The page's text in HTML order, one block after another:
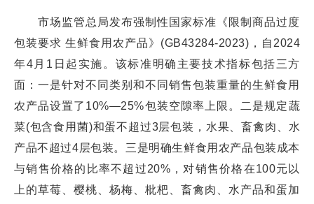
市场监管总局发布强制性国家标准《限制商品过度
包装要求 生鲜食用农产品》(GB43284-2023)，自2024
年4月1日起实施。该标准明确主要技术指标包括三方
面：一是针对不同类别和不同销售包装重量的生鲜食用
农产品设置了10%—25%包装空隙率上限。二是规定蔬
菜(包含食用菌)和蛋不超过3层包装，水果、畜禽肉、水
产品不超过4层包装。三是明确生鲜食用农产品包装成本
与销售价格的比率不超过20%，对销售价格在100元以
上的草莓、樱桃、杨梅、枇杷、畜禽肉、水产品和蛋加